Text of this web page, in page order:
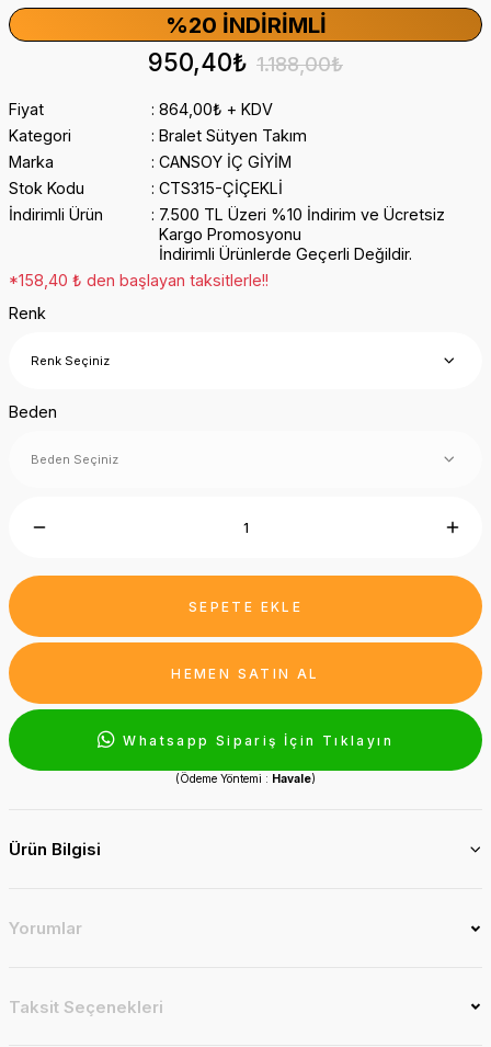
%20 İNDIRIMLI
950,40₺ 1.188,00₺
Fiyat
864,00₺ + KDV
Kategori
Bralet Sütyen Takım
Marka
CANSOY İÇ GİYİM
Stok Kodu
CTS315-ÇİÇEKLİ
İndirimli Ürün
7.500 TL Üzeri %10 İndirim ve Ücretsiz
Kargo Promosyonu
İndirimli Ürünlerde Geçerli Değildir.
*158,40 ₺ den başlayan taksitlerle!!
Renk
Beden
SEPETE EKLE
HEMEN SATIN AL
Whatsapp Sipariş İçin Tıklayın
(Ödeme Yöntemi : Havale)
Ürün Bilgisi
Yorumlar
Taksit Seçenekleri